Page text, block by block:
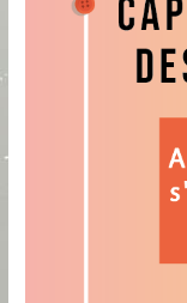
d’activités